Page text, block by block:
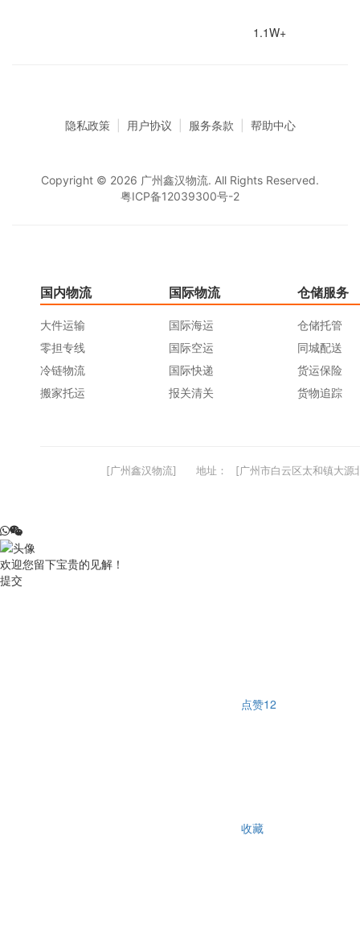
1.1W+
隐私政策 用户协议 服务条款 帮助中心
Copyright © 2026 广州鑫汉物流. All Rights Reserved.
粤ICP备12039300号-2
国内物流
大件运输
零担专线
冷链物流
搬家托运
国际物流
国际海运
国际空运
国际快递
报关清关
仓储服务
仓储托管
同城配送
货运保险
货物追踪
[广州鑫汉物流] 地址： [广州市白云区太和镇大源
欢迎您留下宝贵的见解！
提交
点赞12
收藏